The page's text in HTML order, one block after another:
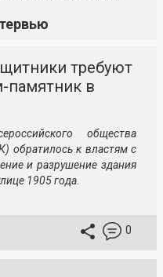
требуют
памятник в
общества
обратилось к властям с
и разрушение здания
1905 года.
0